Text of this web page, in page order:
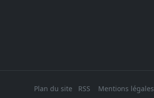
Plan du site RSS Mentions légales